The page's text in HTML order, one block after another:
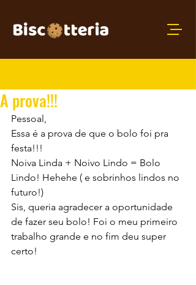
A prova!!!
Pessoal,
Essa é a prova de que o bolo foi pra
festa!!!
Noiva Linda + Noivo Lindo = Bolo
Lindo! Hehehe ( e sobrinhos lindos no
futuro!)
Sis, queria agradecer a oportunidade
de fazer seu bolo! Foi o meu primeiro
trabalho grande e no fim deu super
certo!